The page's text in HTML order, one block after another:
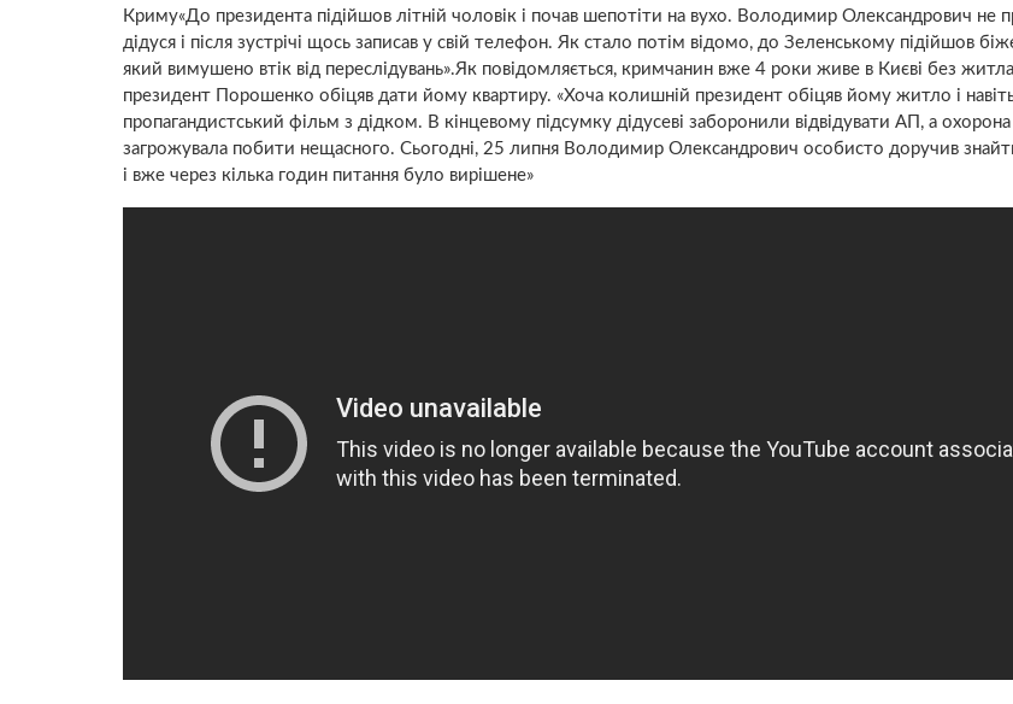
Криму«До президента підійшов літній чоловік і почав шепотіти на вухо. Володимир Олександрович не
дідуся і після зустрічі щось записав у свій телефон. Як стало потім відомо, до Зеленському підійшов
який вимушено втік від переслідувань».Як повідомляється, кримчанин вже 4 роки живе в Києві без житла
президент Порошенко обіцяв дати йому квартиру. «Хоча колишній президент обіцяв йому житло і
пропагандистський фільм з дідком. В кінцевому підсумку дідусеві заборонили відвідувати АП, а охорона
загрожувала побити нещасного. Сьогодні, 25 липня Володимир Олександрович особисто доручив
і вже через кілька годин питання було вирішене»